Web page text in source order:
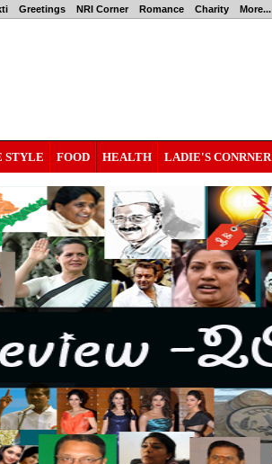
Greetings NRI Corner Romance Charity More...
STYLE FOOD HEALTH LADIE'S CONRNER